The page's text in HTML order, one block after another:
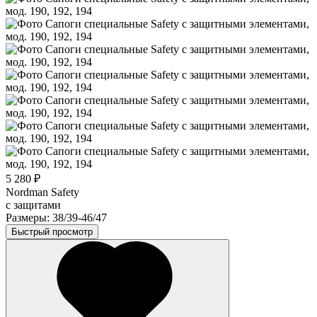
5 280 ₽
Nordman Safety
с защитами
Размеры: 38/39-46/47
Быстрый просмотр